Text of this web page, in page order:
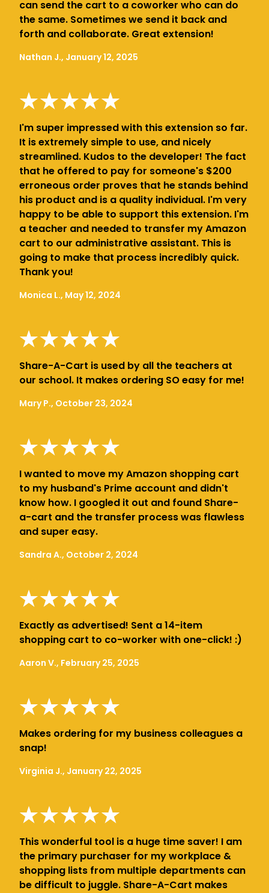
can send the cart to a coworker who can do
the same. Sometimes we send it back and
forth and collaborate. Great extension!
Nathan J., January 12, 2025
I'm super impressed with this extension so far.
It is extremely simple to use, and nicely
streamlined. Kudos to the developer! The fact
that he offered to pay for someone's $200
erroneous order proves that he stands behind
his product and is a quality individual. I'm very
happy to be able to support this extension. I'm
a teacher and needed to transfer my Amazon
cart to our administrative assistant. This is
going to make that process incredibly quick.
Thank you!
Monica L., May 12, 2024
Share-A-Cart is used by all the teachers at
our school. It makes ordering SO easy for me!
Mary P., October 23, 2024
I wanted to move my Amazon shopping cart
to my husband's Prime account and didn't
know how. I googled it out and found Share-
a-cart and the transfer process was flawless
and super easy.
Sandra A., October 2, 2024
Exactly as advertised! Sent a 14-item
shopping cart to co-worker with one-click! :)
Aaron V., February 25, 2025
Makes ordering for my business colleagues a
snap!
Virginia J., January 22, 2025
This wonderful tool is a huge time saver! I am
the primary purchaser for my workplace &
shopping lists from multiple departments can
be difficult to juggle. Share-A-Cart makes